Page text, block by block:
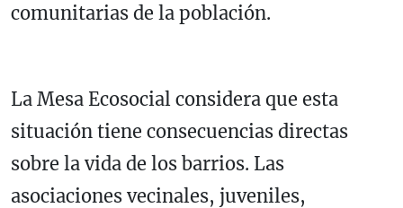
comunitarias de la población.
La Mesa Ecosocial considera que esta
situación tiene consecuencias directas
sobre la vida de los barrios. Las
asociaciones vecinales, juveniles,